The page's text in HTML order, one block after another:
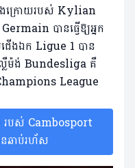
ងក្រោយរបស់ Kylian
បានធ្វើឱ្យអ្នក
ជើងឯក Ligue 1 បាន
លឺម៉ង់ Bundesliga គឺ
League
បស់ Cambosport
ឆាប់រហ័ស